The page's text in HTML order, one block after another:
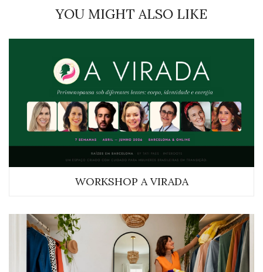
YOU MIGHT ALSO LIKE
WORKSHOP A VIRADA